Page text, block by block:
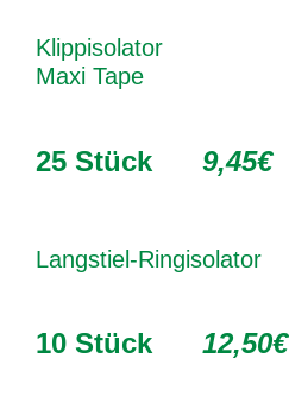
Klippisolator
Maxi Tape
25 Stück 9,45€
Langstiel-Ringisolator
10 Stück 12,50€